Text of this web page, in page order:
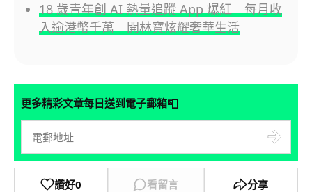
18 歲青年創 AI 熱量追蹤 App 爆紅 每月收
入逾港幣千萬 開林寶炫耀奢華生活
更多精彩文章每日送到電子郵箱📮
讚好0 看留言 分享